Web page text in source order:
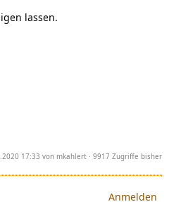
lassen.
17:33 von mkahlert · 9917 Zugriffe bisher
Anmelden